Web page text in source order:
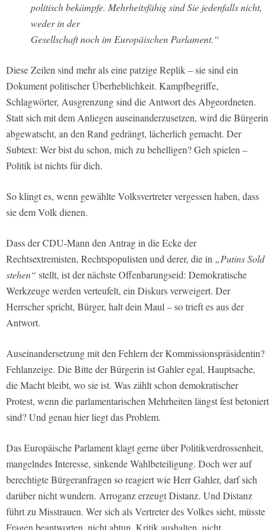
politisch bekämpfe. Mehrheitsfähig sind Sie jedenfalls nicht,
weder in der
Gesellschaft noch im Europäischen Parlament.“
Diese Zeilen sind mehr als eine patzige Replik – sie sind ein
Dokument politischer Überheblichkeit. Kampfbegriffe,
Schlagwörter, Ausgrenzung sind die Antwort des Abgeordneten.
Statt sich mit dem Anliegen auseinanderzusetzen, wird die Bürgerin
abgewatscht, an den Rand gedrängt, lächerlich gemacht. Der
Subtext: Wer bist du schon, mich zu behelligen? Geh spielen –
Politik ist nichts für dich.
So klingt es, wenn gewählte Volksvertreter vergessen haben, dass
sie dem Volk dienen.
Dass der CDU-Mann den Antrag in die Ecke der
Rechtsextremisten, Rechtspopulisten und derer, die in „Putins Sold
stehen“ stellt, ist der nächste Offenbarungseid: Demokratische
Werkzeuge werden verteufelt, ein Diskurs verweigert. Der
Herrscher spricht, Bürger, halt dein Maul – so trieft es aus der
Antwort.
Auseinandersetzung mit den Fehlern der Kommissionspräsidentin?
Fehlanzeige. Die Bitte der Bürgerin ist Gahler egal, Hauptsache,
die Macht bleibt, wo sie ist. Was zählt schon demokratischer
Protest, wenn die parlamentarischen Mehrheiten längst fest betoniert
sind? Und genau hier liegt das Problem.
Das Europäische Parlament klagt gerne über Politikverdrossenheit,
mangelndes Interesse, sinkende Wahlbeteiligung. Doch wer auf
berechtigte Bürgeranfragen so reagiert wie Herr Gahler, darf sich
darüber nicht wundern. Arroganz erzeugt Distanz. Und Distanz
führt zu Misstrauen. Wer sich als Vertreter des Volkes sieht, müsste